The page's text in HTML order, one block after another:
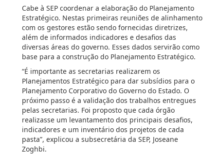
Cabe à SEP coordenar a elaboração do Planejamento
Estratégico. Nestas primeiras reuniões de alinhamento
com os gestores estão sendo fornecidas diretrizes,
além de informados indicadores e desafios das
diversas áreas do governo. Esses dados servirão como
base para a construção do Planejamento Estratégico.
“É importante as secretarias realizarem os
Planejamentos Estratégico para dar subsídios para o
Planejamento Corporativo do Governo do Estado. O
próximo passo é a validação dos trabalhos entregues
pelas secretarias. Foi proposto que cada órgão
realizasse um levantamento dos principais desafios,
indicadores e um inventário dos projetos de cada
pasta”, explicou a subsecretária da SEP, Joseane
Zoghbi.